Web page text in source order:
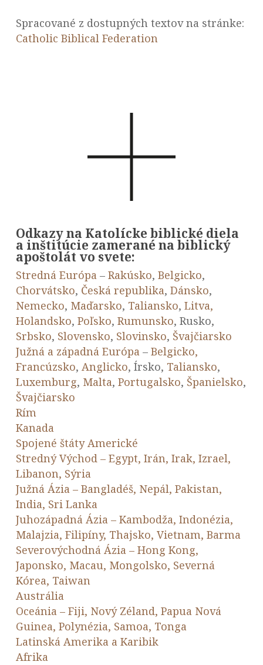
Spracované z dostupných textov na stránke:
Catholic Biblical Federation
Odkazy na Katolícke biblické diela
a inštitúcie zamerané na biblický
apoštolát vo svete:
Stredná Európa –Rakúsko,Belgicko,
Chorvátsko, Česká republika,Dánsko,
Nemecko, Maďarsko, Taliansko,Litva,
Holandsko,Poľsko,Rumunsko, Rusko,
Srbsko, Slovensko, Slovinsko, Švajčiarsko
Južná a západná Európa –Belgicko,
Francúzsko,Anglicko, Írsko, Taliansko,
Luxemburg, Malta,Portugalsko, Španielsko,
Švajčiarsko
Rím
Kanada
Spojené štáty Americké
Stredný Východ – Egypt, Irán, Irak, Izrael,
Libanon, Sýria
Južná Ázia – Bangladéš, Nepál, Pakistan,
India, Sri Lanka
Juhozápadná Ázia – Kambodža, Indonézia,
Malajzia, Filipíny, Thajsko, Vietnam, Barma
Severovýchodná Ázia – Hong Kong,
Japonsko, Macau, Mongolsko, Severná
Kórea, Taiwan
Austrália
Oceánia – Fiji, Nový Zéland, Papua Nová
Guinea, Polynézia, Samoa, Tonga
Latinská Amerika a Karibik
Afrika